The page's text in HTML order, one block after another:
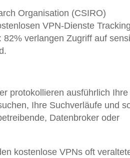
Organisation (CSIRO)
VPN-Dienste
verlangen Zugriff auf
protokollieren ausführlich Ihre
Ihre Suchverläufe und
Datenbroker oder
kostenlose VPNs oft